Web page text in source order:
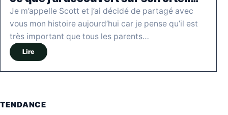
Je m’appelle Scott et j’ai décidé de partagé avec
vous mon histoire aujourd’hui car je pense qu’il est
très important que tous les parents…
Lire
TENDANCE